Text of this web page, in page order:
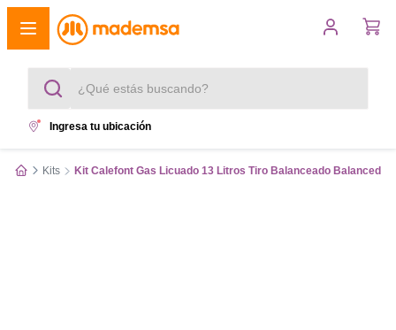
¿Qué estás buscando?
Ingresa tu ubicación
Kits Kit Calefont Gas Licuado 13 Litros Tiro Balanceado Balanced